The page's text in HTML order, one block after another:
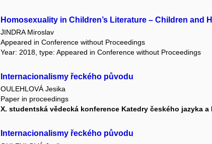
Homosexuality in Children’s Literature – Children and
JINDRA Miroslav
Appeared in Conference without Proceedings
Year: 2018, type: Appeared in Conference without Proceedings
Internacionalismy řeckého původu
OULEHLOVÁ Jesika
Paper in proceedings
X. studentská vědecká konference Katedry českého jazyka a
Internacionalismy řeckého původu